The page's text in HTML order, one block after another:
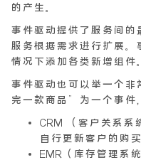
的产生。
事件驱动提供了服务间的
服务根据需求进行扩展。
情况下添加各类新增组件。
事件驱动也可以举一个
完一款商品”为一个事件
CRM （客户关系系
自行更新客户的购
EMR（库存管理系